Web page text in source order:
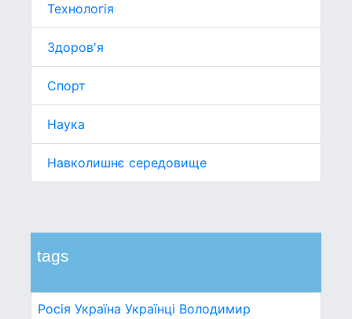
Технологія
Здоров'я
Спорт
Наука
Навколишнє середовище
tags
Росія Україна Українці Володимир